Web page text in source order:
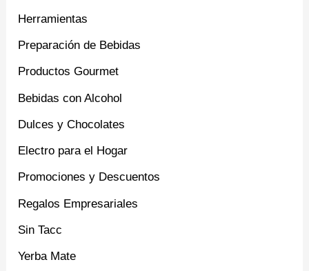
Herramientas
Preparación de Bebidas
Productos Gourmet
Bebidas con Alcohol
Dulces y Chocolates
Electro para el Hogar
Promociones y Descuentos
Regalos Empresariales
Sin Tacc
Yerba Mate